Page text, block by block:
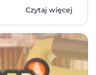
Czytaj więcej